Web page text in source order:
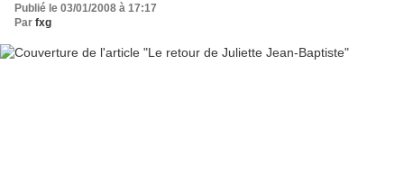
Publié le 03/01/2008 à 17:17
Par fxg